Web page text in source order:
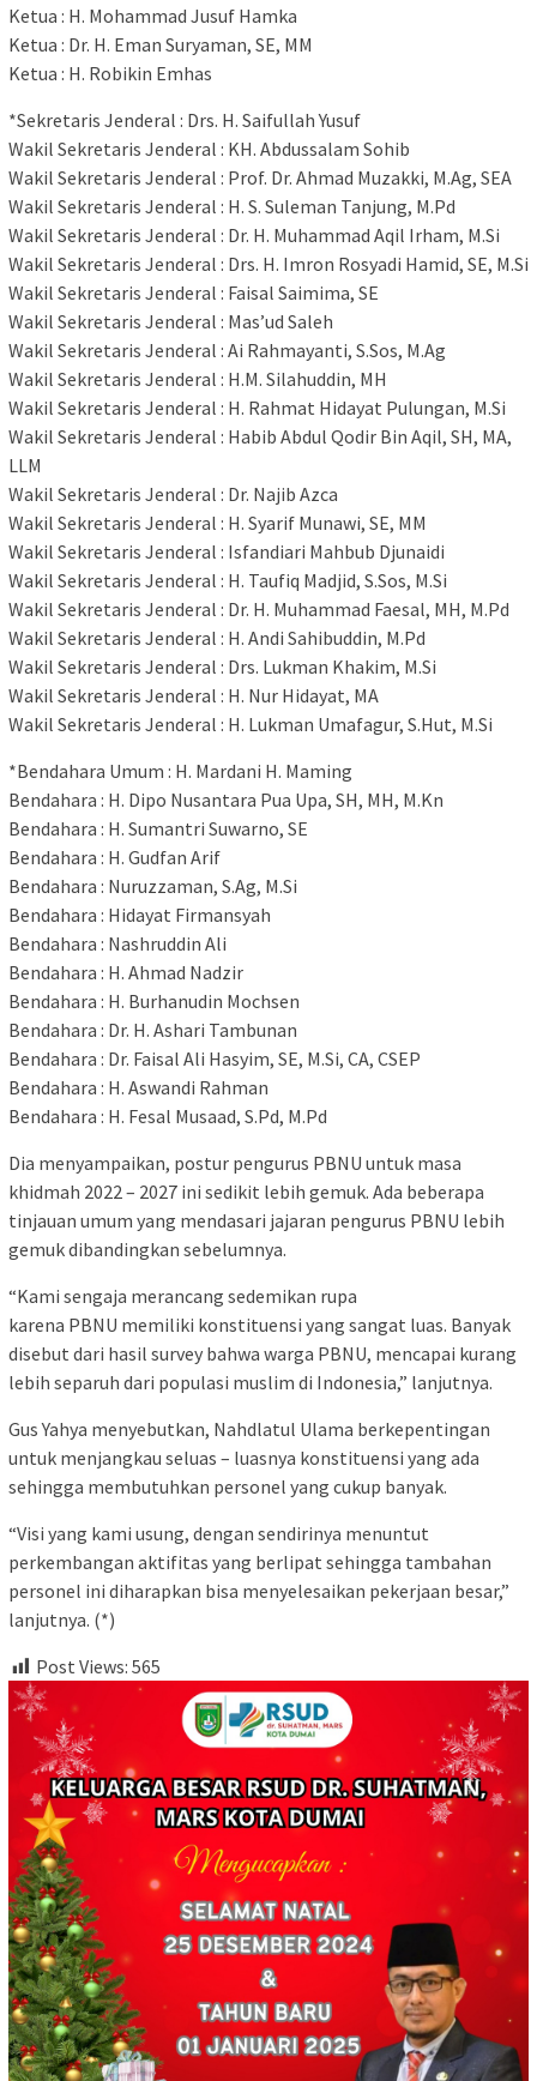
Ketua : H. Mohammad Jusuf Hamka
Ketua : Dr. H. Eman Suryaman, SE, MM
Ketua : H. Robikin Emhas
*Sekretaris Jenderal : Drs. H. Saifullah Yusuf
Wakil Sekretaris Jenderal : KH. Abdussalam Sohib
Wakil Sekretaris Jenderal : Prof. Dr. Ahmad Muzakki, M.Ag, SEA
Wakil Sekretaris Jenderal : H. S. Suleman Tanjung, M.Pd
Wakil Sekretaris Jenderal : Dr. H. Muhammad Aqil Irham, M.Si
Wakil Sekretaris Jenderal : Drs. H. Imron Rosyadi Hamid, SE, M.Si
Wakil Sekretaris Jenderal : Faisal Saimima, SE
Wakil Sekretaris Jenderal : Mas’ud Saleh
Wakil Sekretaris Jenderal : Ai Rahmayanti, S.Sos, M.Ag
Wakil Sekretaris Jenderal : H.M. Silahuddin, MH
Wakil Sekretaris Jenderal : H. Rahmat Hidayat Pulungan, M.Si
Wakil Sekretaris Jenderal : Habib Abdul Qodir Bin Aqil, SH, MA,
LLM
Wakil Sekretaris Jenderal : Dr. Najib Azca
Wakil Sekretaris Jenderal : H. Syarif Munawi, SE, MM
Wakil Sekretaris Jenderal : Isfandiari Mahbub Djunaidi
Wakil Sekretaris Jenderal : H. Taufiq Madjid, S.Sos, M.Si
Wakil Sekretaris Jenderal : Dr. H. Muhammad Faesal, MH, M.Pd
Wakil Sekretaris Jenderal : H. Andi Sahibuddin, M.Pd
Wakil Sekretaris Jenderal : Drs. Lukman Khakim, M.Si
Wakil Sekretaris Jenderal : H. Nur Hidayat, MA
Wakil Sekretaris Jenderal : H. Lukman Umafagur, S.Hut, M.Si
*Bendahara Umum : H. Mardani H. Maming
Bendahara : H. Dipo Nusantara Pua Upa, SH, MH, M.Kn
Bendahara : H. Sumantri Suwarno, SE
Bendahara : H. Gudfan Arif
Bendahara : Nuruzzaman, S.Ag, M.Si
Bendahara : Hidayat Firmansyah
Bendahara : Nashruddin Ali
Bendahara : H. Ahmad Nadzir
Bendahara : H. Burhanudin Mochsen
Bendahara : Dr. H. Ashari Tambunan
Bendahara : Dr. Faisal Ali Hasyim, SE, M.Si, CA, CSEP
Bendahara : H. Aswandi Rahman
Bendahara : H. Fesal Musaad, S.Pd, M.Pd
Dia menyampaikan, postur pengurus PBNU untuk masa
khidmah 2022 – 2027 ini sedikit lebih gemuk. Ada beberapa
tinjauan umum yang mendasari jajaran pengurus PBNU lebih
gemuk dibandingkan sebelumnya.
“Kami sengaja merancang sedemikan rupa
karena PBNU memiliki konstituensi yang sangat luas. Banyak
disebut dari hasil survey bahwa warga PBNU, mencapai kurang
lebih separuh dari populasi muslim di Indonesia,” lanjutnya.
Gus Yahya menyebutkan, Nahdlatul Ulama berkepentingan
untuk menjangkau seluas – luasnya konstituensi yang ada
sehingga membutuhkan personel yang cukup banyak.
“Visi yang kami usung, dengan sendirinya menuntut
perkembangan aktifitas yang berlipat sehingga tambahan
personel ini diharapkan bisa menyelesaikan pekerjaan besar,”
lanjutnya. (*)
Post Views: 565